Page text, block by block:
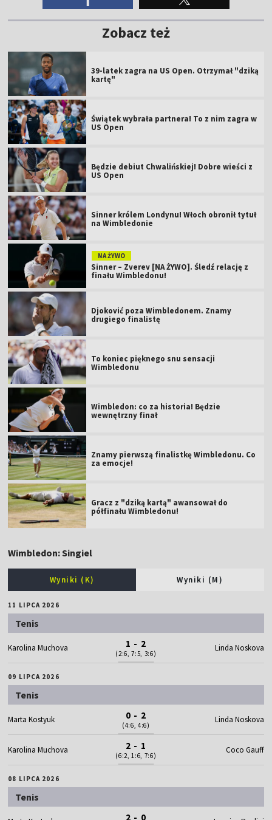
Zobacz też
39-latek zagra na US Open. Otrzymał "dziką
kartę"
Świątek wybrała partnera! To z nim zagra w
US Open
Będzie debiut Chwalińskiej! Dobre wieści z
US Open
Sinner królem Londynu! Włoch obronił tytuł
na Wimbledonie
NA ŻYWO
Sinner – Zverev [NA ŻYWO]. Śledź relację z
finału Wimbledonu!
Djoković poza Wimbledonem. Znamy
drugiego finalistę
To koniec pięknego snu sensacji
Wimbledonu
Wimbledon: co za historia! Będzie
wewnętrzny finał
Znamy pierwszą finalistkę Wimbledonu. Co
za emocje!
Gracz z "dziką kartą" awansował do
półfinału Wimbledonu!
Wimbledon: Singiel
Wyniki (K) Wyniki (M)
11 LIPCA 2026
Tenis
Karolina Muchova 1 - 2
(2:6, 7:5, 3:6)
Linda Noskova
09 LIPCA 2026
Tenis
Marta Kostyuk 0 - 2
(4:6, 4:6)
Linda Noskova
Karolina Muchova 2 - 1
(6:2, 1:6, 7:6)
Coco Gauff
08 LIPCA 2026
Tenis
2 - 0